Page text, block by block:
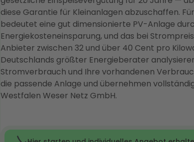
diese Garantie für Kleinanlagen abzuschaffen.
bedeutet eine gut dimensionierte PV-Anlage
Energiekosteneinsparung, und das bei
Anbieter zwischen 32 und über 40 Cent pro
Deutschlands größter Energieberater
Stromverbrauch und Ihre vorhandenen
die passende Anlage und übernehmen
Westfalen Weser Netz GmbH.